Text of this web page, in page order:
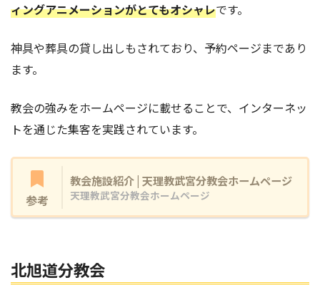
ィングアニメーションがとてもオシャレです。
神具や葬具の貸し出しもされており、予約ページまであり
ます。
教会の強みをホームページに載せることで、インターネッ
トを通じた集客を実践されています。
参考
教会施設紹介 | 天理教武宮分教会ホームページ
天理教武宮分教会ホームページ
北旭道分教会